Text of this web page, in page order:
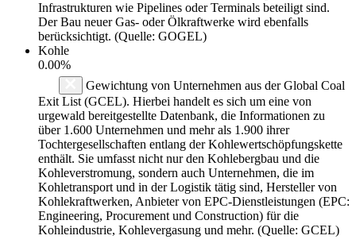
Infrastrukturen wie Pipelines oder Terminals beteiligt sind.
Der Bau neuer Gas- oder Ölkraftwerke wird ebenfalls
berücksichtigt. (Quelle: GOGEL)
Kohle
0.00%
Gewichtung von Unternehmen aus der Global Coal
Exit List (GCEL). Hierbei handelt es sich um eine von
urgewald bereitgestellte Datenbank, die Informationen zu
über 1.600 Unternehmen und mehr als 1.900 ihrer
Tochtergesellschaften entlang der Kohlewertschöpfungskette
enthält. Sie umfasst nicht nur den Kohlebergbau und die
Kohleverstromung, sondern auch Unternehmen, die im
Kohletransport und in der Logistik tätig sind, Hersteller von
Kohlekraftwerken, Anbieter von EPC-Dienstleistungen (EPC:
Engineering, Procurement und Construction) für die
Kohleindustrie, Kohlevergasung und mehr. (Quelle: GCEL)